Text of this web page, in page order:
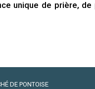
unique de prière,
DE PONTOISE